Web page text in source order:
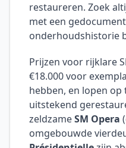
restaureren. Zoek
met een
onderhoudshistorie
Prijzen voor rijklare
€18.000 voor
hebben, en lopen
uitstekend
zeldzameSM Opera
omgebouwde